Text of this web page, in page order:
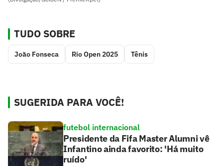
TUDO SOBRE
João Fonseca Rio Open 2025 Tênis
SUGERIDA PARA VOCÊ!
futebol internacional
Presidente da Fifa Master Alumni vê
Infantino ainda favorito: 'Há muito
ruído'